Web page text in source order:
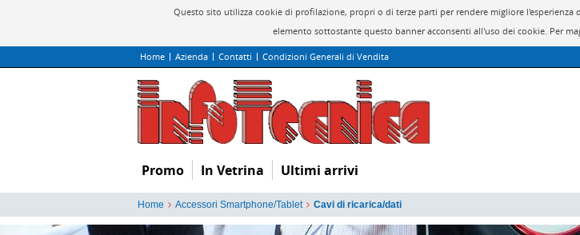
Questo sito utilizza cookie di profilazione, propri o di terze parti per rendere migliore
elemento sottostante questo banner acconsenti all'uso dei cookie. Per
Home Azienda Contatti Condizioni Generali di Vendita
Promo In Vetrina Ultimi arrivi
Home Accessori Smartphone/Tablet Cavi di ricarica/dati